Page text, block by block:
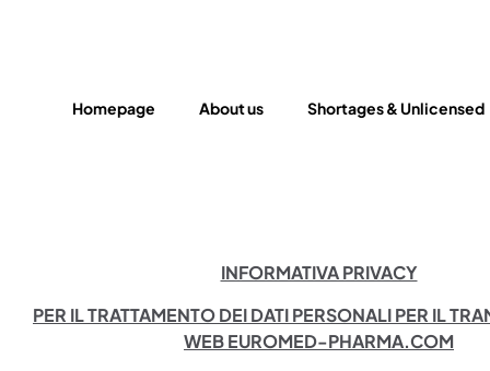
Homepage About us Shortages & Unlicensed
INFORMATIVA PRIVACY
PER IL TRATTAMENTO DEI DATI PERSONALI PER IL
WEB EUROMED-PHARMA.COM